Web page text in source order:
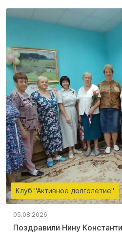
Клуб "Активное долголетие"
05.08.2026
Поздравили Нину